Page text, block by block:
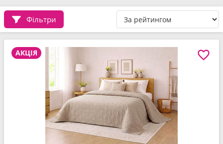
Фільтри
АКЦІЯ